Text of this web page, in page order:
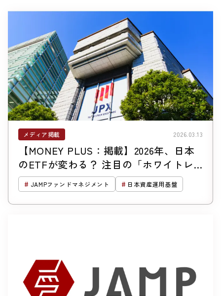
メディア掲載 2026.03.13
【MONEY PLUS：掲載】2026年、日本
のETFが変わる？ 注目の「ホワイトレ
ーベルETF」とは何か
JAMPファンドマネジメント 日本資産運用基盤